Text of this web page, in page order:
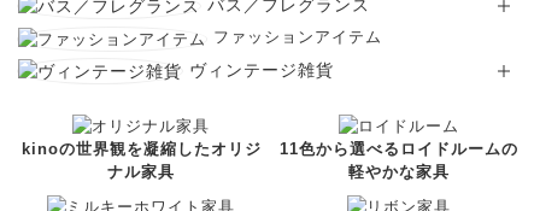
バス／フレグランス
ファッションアイテム
ヴィンテージ雑貨
kinoの世界観を凝縮したオリジ
ナル家具
11色から選べるロイドルームの
軽やかな家具